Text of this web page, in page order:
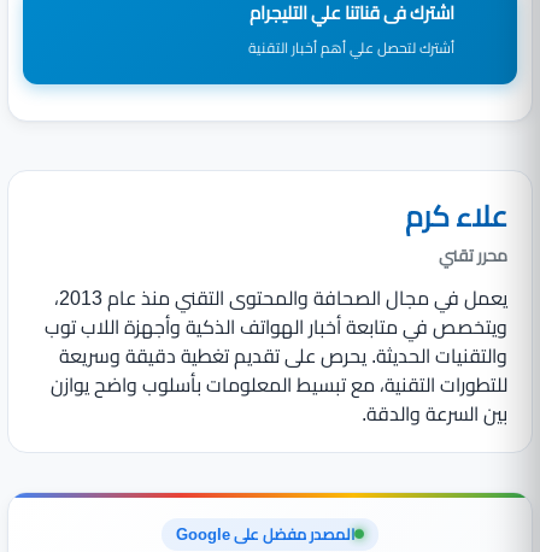
اشترك فى قناتنا علي التليجرام
أشترك لتحصل علي أهم أخبار التقنية
علاء كرم
محرر تقني
يعمل في مجال الصحافة والمحتوى التقني منذ عام 2013،
ويتخصص في متابعة أخبار الهواتف الذكية وأجهزة اللاب توب
والتقنيات الحديثة. يحرص على تقديم تغطية دقيقة وسريعة
للتطورات التقنية، مع تبسيط المعلومات بأسلوب واضح يوازن
بين السرعة والدقة.
المصدر مفضل على Google